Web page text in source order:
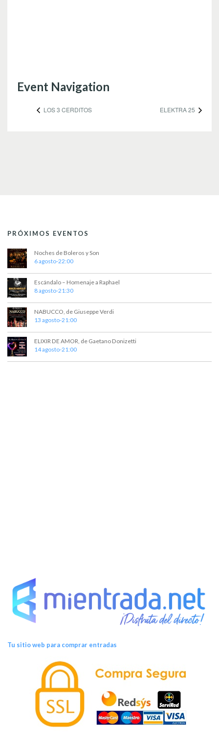
Event Navigation
LOS 3 CERDITOS ELEKTRA 25
PRÓXIMOS EVENTOS
Noches de Boleros y Son
6 agosto-22:00
Escándalo – Homenaje a Raphael
8 agosto-21:30
NABUCCO, de Giuseppe Verdi
13 agosto-21:00
ELIXIR DE AMOR, de Gaetano Donizetti
14 agosto-21:00
Tu sitio web para comprar entradas